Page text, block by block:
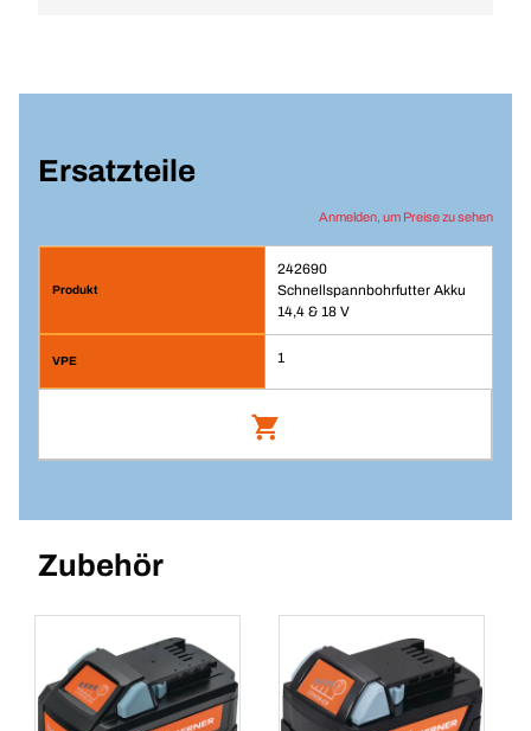
Ersatzteile
Anmelden, um Preise zu sehen
242690
Schnellspannbohrfutter Akku
14,4 & 18 V
1
Artikelnummer: 242690
Zubehör